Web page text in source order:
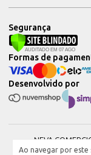
Ao navegar por este
Segurança
Desenvolvido por
Formas de
NEVA